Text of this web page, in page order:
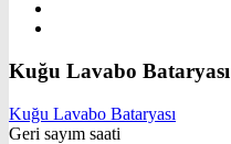
Kuğu Lavabo Bataryası
Kuğu Lavabo Bataryası
Geri sayım saati